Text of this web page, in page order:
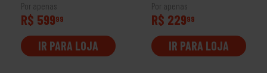
Por apenas
R$ 59999
IR PARA LOJA
Por apenas
R$ 22999
IR PARA LOJA